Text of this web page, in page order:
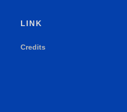
LINK
Credits